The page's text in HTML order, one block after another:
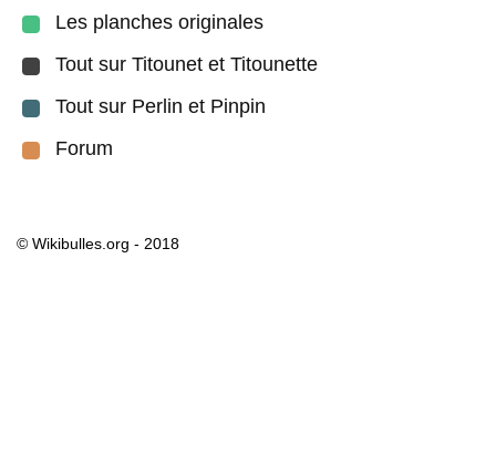
Les planches originales
Tout sur Titounet et Titounette
Tout sur Perlin et Pinpin
Forum
© Wikibulles.org - 2018